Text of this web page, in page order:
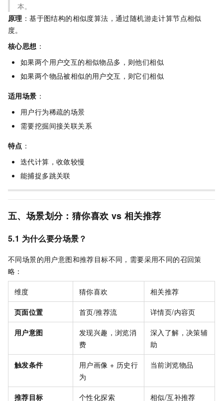
本。
原理 ：基于图结构的相似度算法，通过随机游走计算节点相似
度。
核心思想 ：
如果两个用户交互的相似物品多，则他们相似
如果两个物品被相似的用户交互，则它们相似
适用场景 ：
用户行为稀疏的场景
需要挖掘间接关联关系
特点 ：
迭代计算，收敛较慢
能捕捉多跳关联
五、场景划分：猜你喜欢 vs 相关推荐
5.1 为什么要分场景？
不同场景的用户意图和推荐目标不同，需要采用不同的召回策
略：
维度 猜你喜欢 相关推荐
页面位置 首页/推荐流 详情页/内容页
用户意图
发现兴趣，浏览消
费
深入了解，决策辅
助
触发条件
用户画像 + 历史行
为
当前浏览物品
推荐目标 个性化探索 相似/互补推荐